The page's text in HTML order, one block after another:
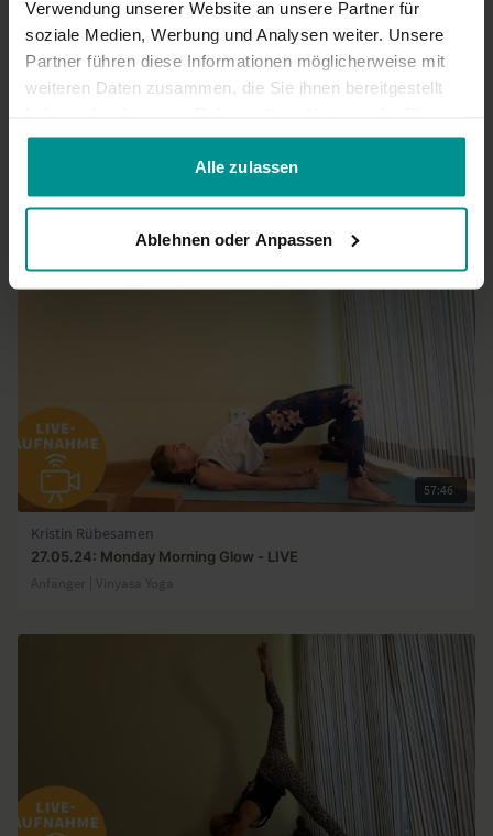
Verwendung unserer Website an unsere Partner für
soziale Medien, Werbung und Analysen weiter. Unsere
Partner führen diese Informationen möglicherweise mit
weiteren Daten zusammen, die Sie ihnen bereitgestellt
gesammelt haben.
Alle zulassen
Ablehnen oder Anpassen
21.04.25: Monday Morning Glow & Core - LIVE
Mittelstufe-Yogi | Vinyasa Yoga
57:46
Kristin Rübesamen
27.05.24: Monday Morning Glow - LIVE
Anfänger | Vinyasa Yoga